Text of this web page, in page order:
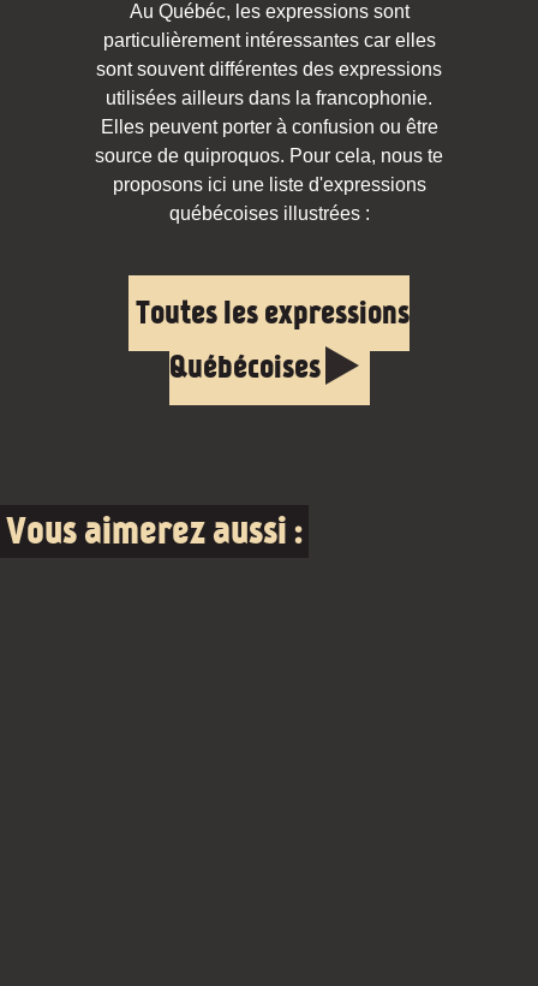
Au Québéc, les expressions sont
particulièrement intéressantes car elles
sont souvent différentes des expressions
utilisées ailleurs dans la francophonie.
Elles peuvent porter à confusion ou être
source de quiproquos. Pour cela, nous te
proposons ici une liste d'expressions
québécoises illustrées :
Toutes les expressions
Québécoises
Vous aimerez aussi :